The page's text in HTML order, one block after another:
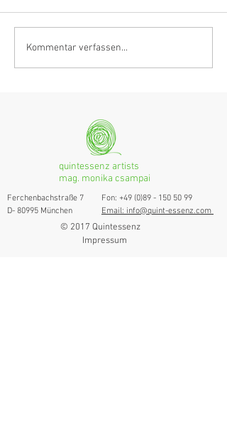
Klarinettistin, Tonmeisterin,
Grenzgängerin
Kommentar verfassen...
quintessenz artists
mag. monika csampai
Ferchenbachstraße 7
D- 80995 München
Fon: +49 (0)89 - 150 50 99
Email: info@quint-essenz.com
© 2017 Quintessenz
Impressum